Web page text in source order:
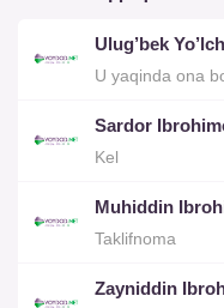
Ulug’bek
Sardor
Kel
Muhiddin
Taklifnoma
Zayniddin